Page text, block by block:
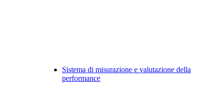
Sistema di misurazione e valutazione della
performance